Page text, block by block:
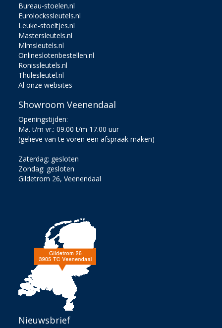
Bureau-stoelen.nl
Eurolockssleutels.nl
Leuke-stoeltjes.nl
Mastersleutels.nl
Mlmsleutels.nl
Onlineslotenbestellen.nl
Ronissleutels.nl
Thulesleutel.nl
Al onze websites
Showroom Veenendaal
Openingstijden:
Ma. t/m vr.: 09.00 t/m 17.00 uur
(gelieve van te voren een afspraak maken)
Zaterdag: gesloten
Zondag: gesloten
Gildetrom 26, Veenendaal
Nieuwsbrief